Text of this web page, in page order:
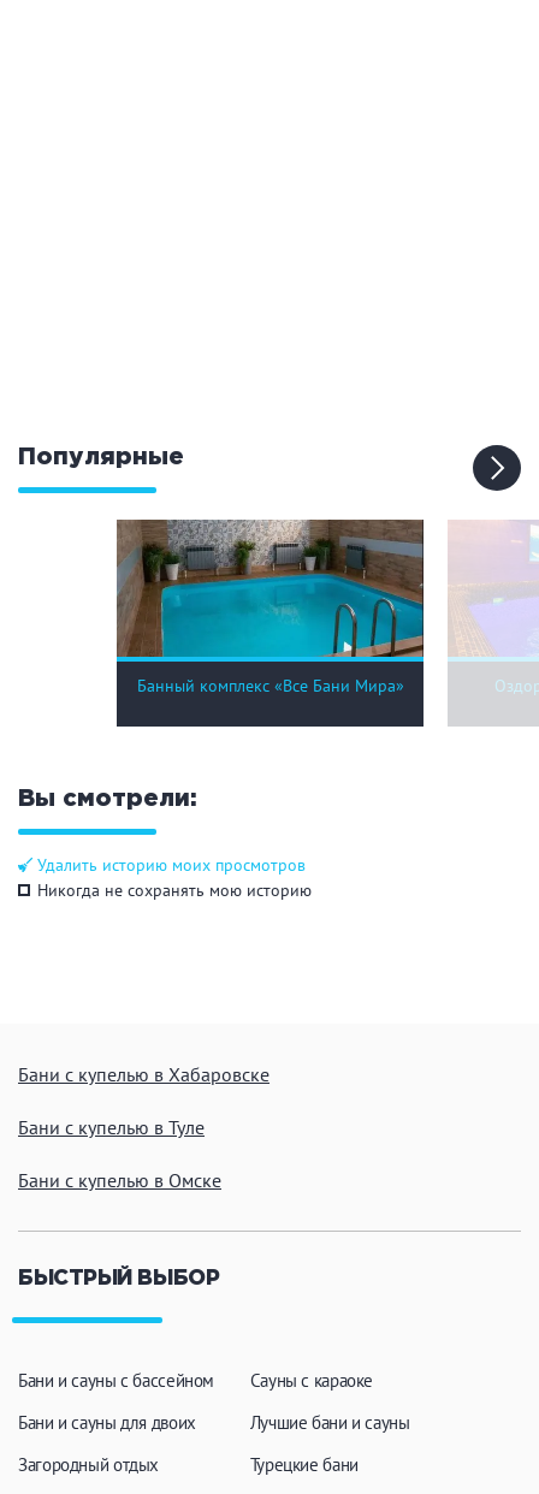
Популярные
Банный комплекс «Все Бани Мира»
Вы смотрели:
Удалить историю моих просмотров
Никогда не сохранять мою историю
Бани с купелью в Хабаровске
Бани с купелью в Туле
Бани с купелью в Омске
БЫСТРЫЙ ВЫБОР
Бани и сауны с бассейном
Бани и сауны для двоих
Загородный отдых
Сауны с караоке
Лучшие бани и сауны
Турецкие бани